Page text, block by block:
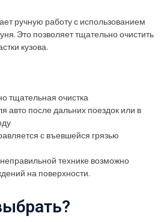
ручную работу с использованием
Это позволяет тщательно очистить
кузова.
тщательная очистка
авто после дальних поездок или в
с въевшейся грязью
технике возможно
на поверхности.